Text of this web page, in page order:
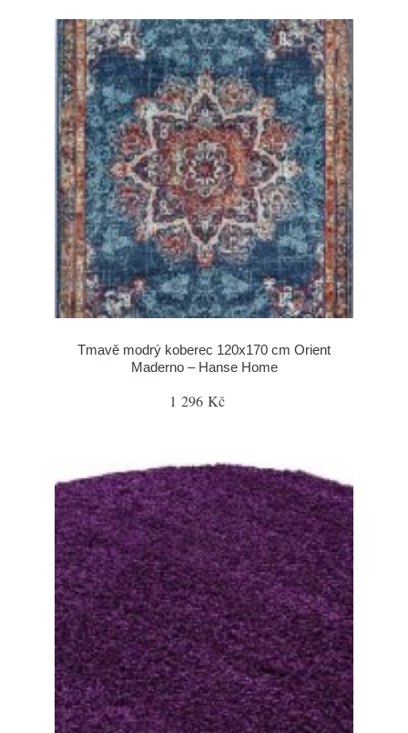
Tmavě modrý koberec 120x170 cm Orient
Maderno – Hanse Home
1 296 Kč